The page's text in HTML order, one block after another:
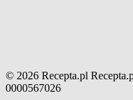
© 2026 Recepta.pl
0000567026